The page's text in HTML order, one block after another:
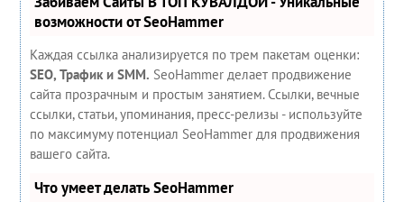
возможности от SeoHammer
Каждая ссылка анализируется по трем пакетам оценки:
SEO, Трафик и SMM. SeoHammer делает продвижение
сайта прозрачным и простым занятием. Ссылки, вечные
ссылки, статьи, упоминания, пресс-релизы - используйте
по максимуму потенциал SeoHammer для продвижения
вашего сайта.
Что умеет делать SeoHammer